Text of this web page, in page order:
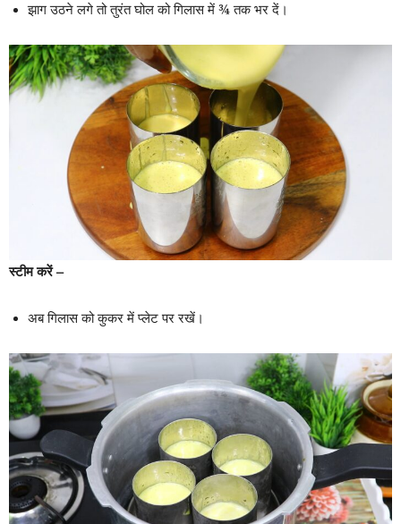
झाग उठने लगे तो तुरंत घोल को गिलास में ¾ तक भर दें।
स्टीम करें –
अब गिलास को कुकर में प्लेट पर रखें।